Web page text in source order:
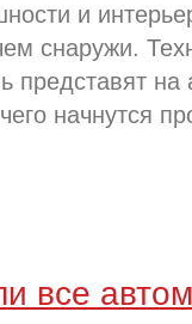
и
снаружи.
представят
начнутся
все